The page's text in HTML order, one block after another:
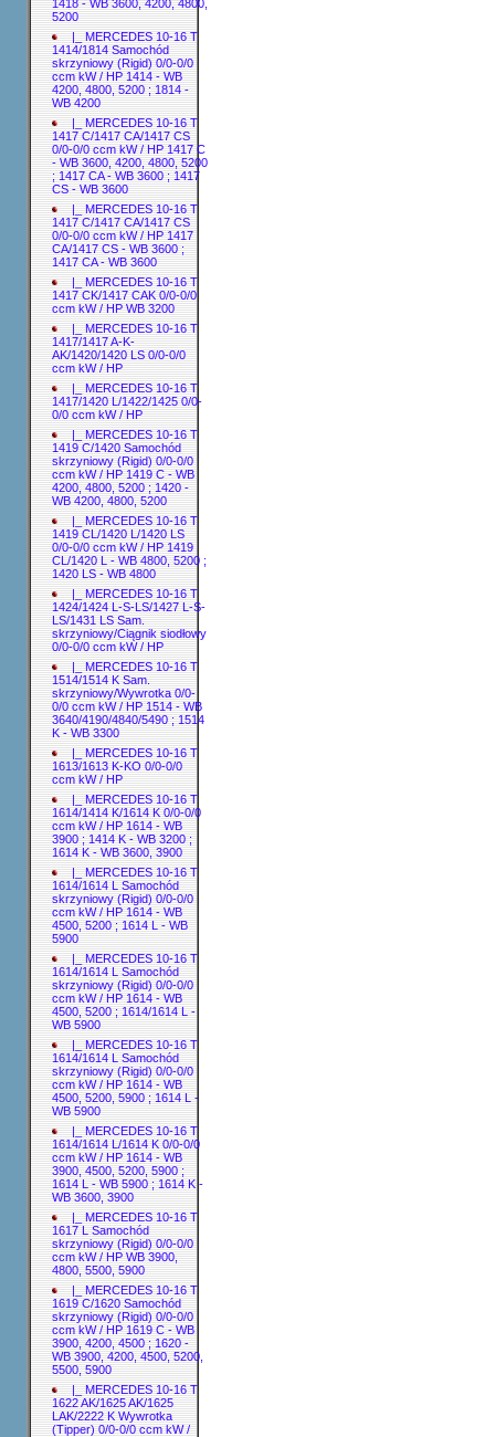
1418 - WB 3600, 4200, 4800,
5200
|_ MERCEDES 10-16 T
1414/1814 Samochód
skrzyniowy (Rigid) 0/0-0/0
ccm kW / HP 1414 - WB
4200, 4800, 5200 ; 1814 -
WB 4200
|_ MERCEDES 10-16 T
1417 C/1417 CA/1417 CS
0/0-0/0 ccm kW / HP 1417 C
- WB 3600, 4200, 4800, 5200
; 1417 CA - WB 3600 ; 1417
CS - WB 3600
|_ MERCEDES 10-16 T
1417 C/1417 CA/1417 CS
0/0-0/0 ccm kW / HP 1417
CA/1417 CS - WB 3600 ;
1417 CA - WB 3600
|_ MERCEDES 10-16 T
1417 CK/1417 CAK 0/0-0/0
ccm kW / HP WB 3200
|_ MERCEDES 10-16 T
1417/1417 A-K-
AK/1420/1420 LS 0/0-0/0
ccm kW / HP
|_ MERCEDES 10-16 T
1417/1420 L/1422/1425 0/0-
0/0 ccm kW / HP
|_ MERCEDES 10-16 T
1419 C/1420 Samochód
skrzyniowy (Rigid) 0/0-0/0
ccm kW / HP 1419 C - WB
4200, 4800, 5200 ; 1420 -
WB 4200, 4800, 5200
|_ MERCEDES 10-16 T
1419 CL/1420 L/1420 LS
0/0-0/0 ccm kW / HP 1419
CL/1420 L - WB 4800, 5200 ;
1420 LS - WB 4800
|_ MERCEDES 10-16 T
1424/1424 L-S-LS/1427 L-S-
LS/1431 LS Sam.
skrzyniowy/Ciągnik siodłowy
0/0-0/0 ccm kW / HP
|_ MERCEDES 10-16 T
1514/1514 K Sam.
skrzyniowy/Wywrotka 0/0-
0/0 ccm kW / HP 1514 - WB
3640/4190/4840/5490 ; 1514
K - WB 3300
|_ MERCEDES 10-16 T
1613/1613 K-KO 0/0-0/0
ccm kW / HP
|_ MERCEDES 10-16 T
1614/1414 K/1614 K 0/0-0/0
ccm kW / HP 1614 - WB
3900 ; 1414 K - WB 3200 ;
1614 K - WB 3600, 3900
|_ MERCEDES 10-16 T
1614/1614 L Samochód
skrzyniowy (Rigid) 0/0-0/0
ccm kW / HP 1614 - WB
4500, 5200 ; 1614 L - WB
5900
|_ MERCEDES 10-16 T
1614/1614 L Samochód
skrzyniowy (Rigid) 0/0-0/0
ccm kW / HP 1614 - WB
4500, 5200 ; 1614/1614 L -
WB 5900
|_ MERCEDES 10-16 T
1614/1614 L Samochód
skrzyniowy (Rigid) 0/0-0/0
ccm kW / HP 1614 - WB
4500, 5200, 5900 ; 1614 L -
WB 5900
|_ MERCEDES 10-16 T
1614/1614 L/1614 K 0/0-0/0
ccm kW / HP 1614 - WB
3900, 4500, 5200, 5900 ;
1614 L - WB 5900 ; 1614 K -
WB 3600, 3900
|_ MERCEDES 10-16 T
1617 L Samochód
skrzyniowy (Rigid) 0/0-0/0
ccm kW / HP WB 3900,
4800, 5500, 5900
|_ MERCEDES 10-16 T
1619 C/1620 Samochód
skrzyniowy (Rigid) 0/0-0/0
ccm kW / HP 1619 C - WB
3900, 4200, 4500 ; 1620 -
WB 3900, 4200, 4500, 5200,
5500, 5900
|_ MERCEDES 10-16 T
1622 AK/1625 AK/1625
LAK/2222 K Wywrotka
(Tipper) 0/0-0/0 ccm kW /